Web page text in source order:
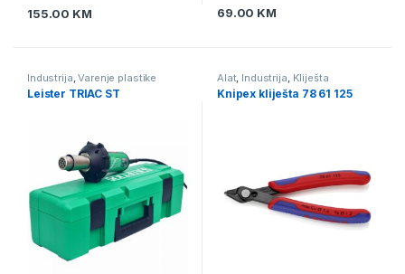
155.00 KM 69.00 KM
Industrija ,Varenje plastike
Leister TRIAC ST
Alat, Industrija Kliješta
Knipex kliješta 78 61 125